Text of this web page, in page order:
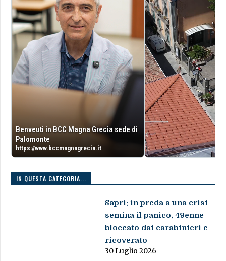
Benveuti in BCC Magna Grecia sede di
Palomonte
https://www.bccmagnagrecia.it
IN QUESTA CATEGORIA...
Sapri: in preda a una crisi
semina il panico, 49enne
bloccato dai carabinieri e
ricoverato
30 Luglio 2026